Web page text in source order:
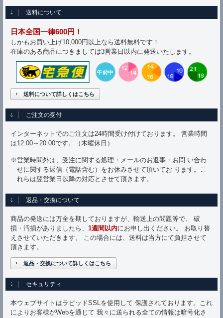
送料について
日本全国一律600円！
しかもお買い上げ10,000円以上なら送料無料です！
在庫のある商品につきましては3営業日以内に発送いたします。
送料について詳しくはこちら
ご注文の受付
インターネットでのご注文は24時間受け付けております。 営業時間
は12:00～20:00です。（木曜休日）
※営業時間外は、受注に関する処理・メールのお返事・お問 い合わ
せに関する返信（電話含む）をお休みさせて頂いてお ります。こ
れらは翌営業日以降の対応とさせて頂きます。
返品・交換について
商品の発送には万全を期しておりますが、輸送上の問題等で、 破
損・汚損がありましたら、 1週間以内にお申し出ください。 お取り替
えさせていただきます。 この場合には、送料は当方にて負担させて
頂きます。
返品・交換について詳しくはこちら
セキュリティ
本ウェブサイトはラピッドSSLを使用して 保護されております。これ
によりお客様がWebを通じて 我々に送られる全ての情報は暗号化さ